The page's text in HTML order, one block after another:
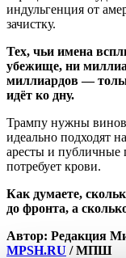
индульгенция от
зачистку.
Тех, чьи имена
убежище, ни
миллиардов —
идёт ко дну.
Трампу нужны
идеально подходят
аресты и публичные
потребует крови.
Как думаете,
до фронта, а
Автор: Редакция
MPSH.RU / МПШ